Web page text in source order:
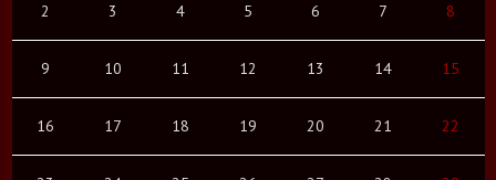
2 3 4 5 6 7 8
9 10 11 12 13 14 15
16 17 18 19 20 21 22